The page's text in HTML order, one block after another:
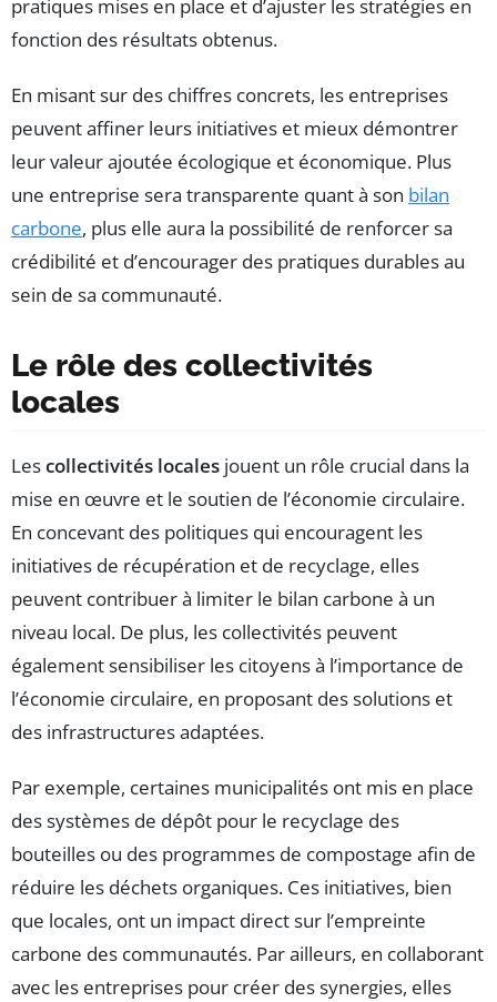
pratiques mises en place et d’ajuster les stratégies en
fonction des résultats obtenus.
En misant sur des chiffres concrets, les entreprises
peuvent affiner leurs initiatives et mieux démontrer
leur valeur ajoutée écologique et économique. Plus
une entreprise sera transparente quant à son bilan
carbone, plus elle aura la possibilité de renforcer sa
crédibilité et d’encourager des pratiques durables au
sein de sa communauté.
Le rôle des collectivités
locales
Lescollectivités locales jouent un rôle crucial dans la
mise en œuvre et le soutien de l’économie circulaire.
En concevant des politiques qui encouragent les
initiatives de récupération et de recyclage, elles
peuvent contribuer à limiter le bilan carbone à un
niveau local. De plus, les collectivités peuvent
également sensibiliser les citoyens à l’importance de
l’économie circulaire, en proposant des solutions et
des infrastructures adaptées.
Par exemple, certaines municipalités ont mis en place
des systèmes de dépôt pour le recyclage des
bouteilles ou des programmes de compostage afin de
réduire les déchets organiques. Ces initiatives, bien
que locales, ont un impact direct sur l’empreinte
carbone des communautés. Par ailleurs, en collaborant
avec les entreprises pour créer des synergies, elles